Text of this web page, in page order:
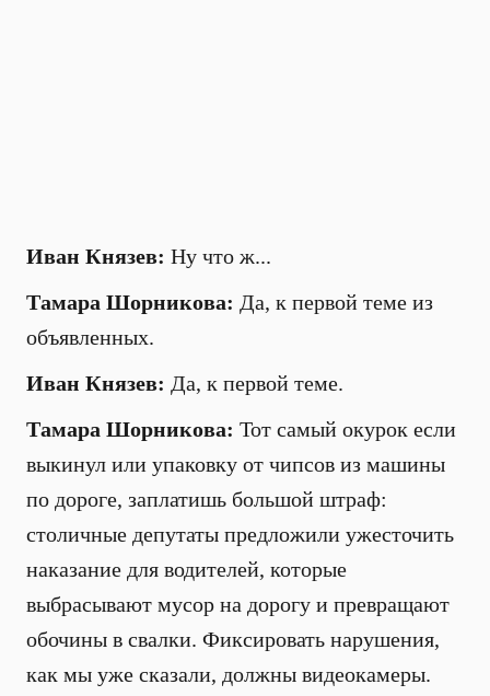
Иван Князев: Ну что ж...
Тамара Шорникова: Да, к первой теме из
объявленных.
Иван Князев: Да, к первой теме.
Тамара Шорникова: Тот самый окурок если
выкинул или упаковку от чипсов из машины
по дороге, заплатишь большой штраф:
столичные депутаты предложили ужесточить
наказание для водителей, которые
выбрасывают мусор на дорогу и превращают
обочины в свалки. Фиксировать нарушения,
как мы уже сказали, должны видеокамеры.